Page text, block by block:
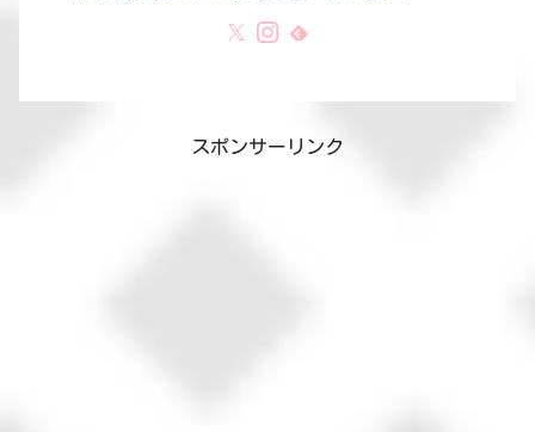
スポンサーリンク